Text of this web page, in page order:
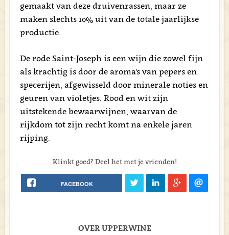
gemaakt van deze druivenrassen, maar ze
maken slechts 10% uit van de totale jaarlijkse
productie.
De rode Saint-Joseph is een wijn die zowel fijn
als krachtig is door de aroma's van pepers en
specerijen, afgewisseld door minerale noties en
geuren van violetjes. Rood en wit zijn
uitstekende bewaarwijnen, waarvan de
rijkdom tot zijn recht komt na enkele jaren
rijping.
Klinkt goed? Deel het met je vrienden!
FACEBOOK
OVER UPPERWINE